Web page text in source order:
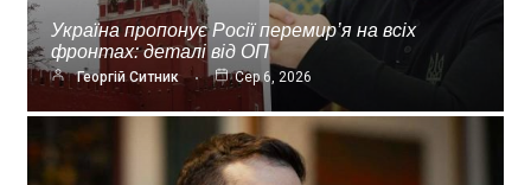
Україна пропонує Росії перемир’я на всіх
фронтах: деталі від ОП
Георгій Ситник Сер 6, 2026